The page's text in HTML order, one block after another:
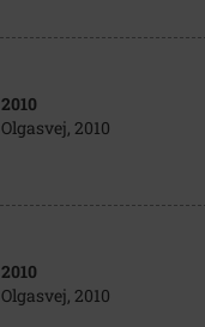
2010
Olgasvej, 2010
2010
Olgasvej, 2010